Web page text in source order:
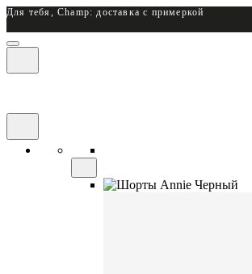
Для тебя, Champ: доставка с примеркой